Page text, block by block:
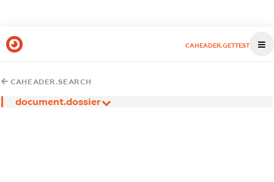
CAHEADER.GETTEST
CAHEADER.SEARCH
document.dossier